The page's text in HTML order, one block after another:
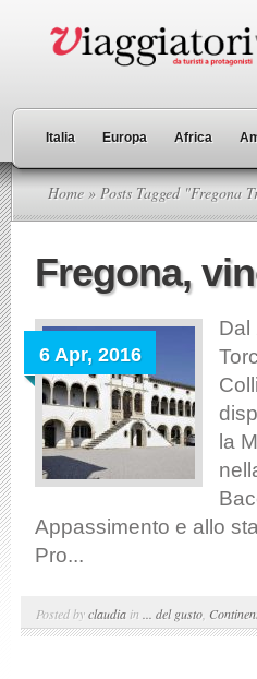
Italia Europa Africa
Home » Posts Tagged "Fregona
Fregona,
6 Apr, 2016
Dal
la
Appassimento e allo
Pro...
Posted byclaudia in ... del gusto